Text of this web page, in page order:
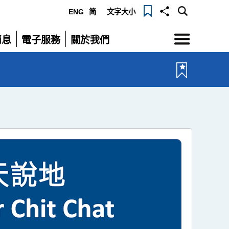
ENG 简 文字大小
電子服務
展
關於我們
展
選
單